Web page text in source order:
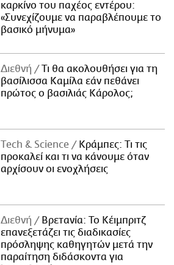
καρκίνο του παχέος εντέρου:
«Συνεχίζουμε να παραβλέπουμε το
βασικό μήνυμα»
Διεθνή
Τι θα ακολουθήσει για τη
βασίλισσα Καμίλα εάν πεθάνει
πρώτος ο βασιλιάς Κάρολος;
Τech & Science
Κράμπες: Τι τις
προκαλεί και τι να κάνουμε όταν
αρχίσουν οι ενοχλήσεις
Διεθνή
Βρετανία: Το Κέιμπριτζ
επανεξετάζει τις διαδικασίες
πρόσληψης καθηγητών μετά την
παραίτηση διδάσκοντα για